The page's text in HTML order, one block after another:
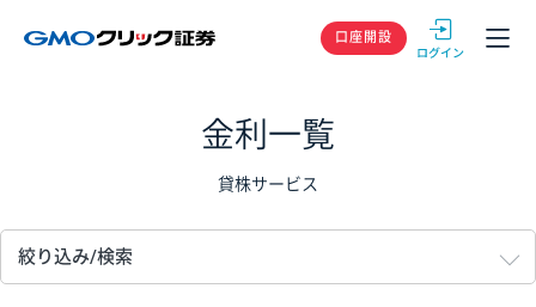
GMOクリック
口座開設
金利一覧
貸株サービス
絞り込み/検索